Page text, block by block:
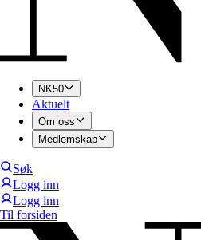
NK50
Aktuelt
Om oss
Medlemskap
Søk
Logg inn
Logg inn
Til forsiden